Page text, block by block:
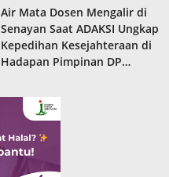
Air Mata Dosen Mengalir di
Senayan Saat ADAKSI Ungkap
Kepedihan Kesejahteraan di
Hadapan Pimpinan DP…